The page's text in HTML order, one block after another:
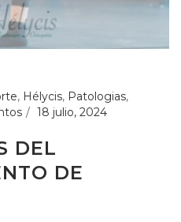
, Hélycis, Patologias,
18 julio, 2024
DEL
DE